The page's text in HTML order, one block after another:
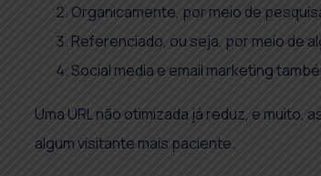
Organicamente, por meio de
Referenciado, ou seja, por meio de
Social media e email marketing
Uma URL não otimizada já reduz, e
algum visitante mais paciente.